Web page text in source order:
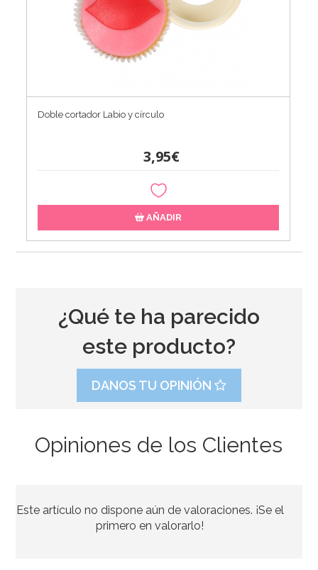
Doble cortador Labio y círculo
3,95€
AÑADIR
¿Qué te ha parecido
este producto?
DANOS TU OPINIÓN
Opiniones de los Clientes
Este artículo no dispone aún de valoraciones. ¡Se el
primero en valorarlo!